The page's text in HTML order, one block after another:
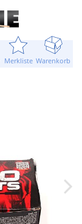
Merkliste Warenkorb